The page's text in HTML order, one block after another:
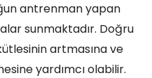
antrenman yapan
sunmaktadır. Doğru
artmasına ve
yardımcı olabilir.